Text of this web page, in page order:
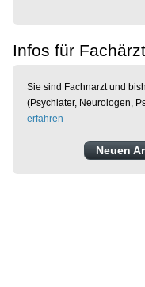
Infos für
Sie sind Fachnarzt und
(Psychiater, Neurologen,
erfahren
Neuen